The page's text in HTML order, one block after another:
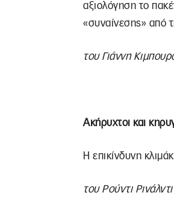
αξιολόγηση το
«συναίνεσης» από
του Γιάννη
Ακήρυχτοι και
Η επικίνδυνη
του Ρούντι Ρινάλντι